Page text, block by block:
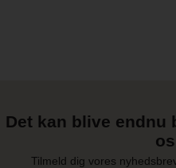
Det kan blive endnu
Tilmeld dig vores